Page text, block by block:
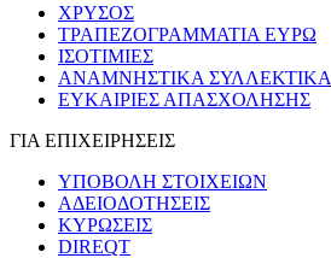
ΧΡΥΣΟΣ
ΤΡΑΠΕΖΟΓΡΑΜΜΑΤΙΑ ΕΥΡΩ
ΙΣΟΤΙΜΙΕΣ
ΑΝΑΜΝΗΣΤΙΚΑ ΣΥΛΛΕΚΤΙΚΑ
ΕΥΚΑΙΡΙΕΣ ΑΠΑΣΧΟΛΗΣΗΣ
ΓΙΑ ΕΠΙΧΕΙΡΗΣΕΙΣ
ΥΠΟΒΟΛΗ ΣΤΟΙΧΕΙΩΝ
ΑΔΕΙΟΔΟΤΗΣΕΙΣ
ΚΥΡΩΣΕΙΣ
DIREQT